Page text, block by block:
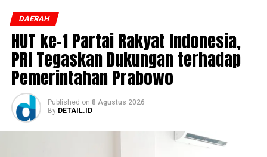
DAERAH
HUT ke-1 Partai Rakyat Indonesia,
PRI Tegaskan Dukungan terhadap
Pemerintahan Prabowo
Published on 8 Agustus 2026
By DETAIL.ID